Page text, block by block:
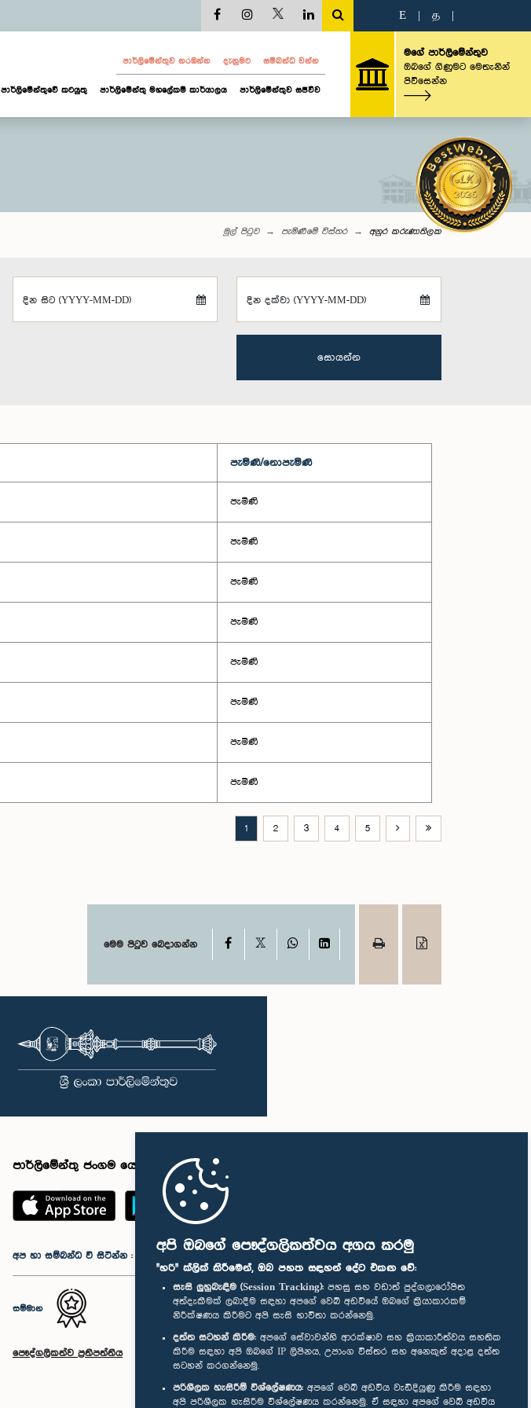
අපි ඔබගේ පෞද්ගලිකත්වය අගය කරමු
"හරි" ක්ලික් කිරීමෙන්, ඔබ පහත සඳහන් දේට එකඟ වේ:
සැසි ලුහුබැඳීම (Session Tracking): පහසු සහ වඩාත් පුද්ගලාරෝපිත
අත්දැකීමක් ලබාදීම සඳහා අපගේ වෙබ් අඩවියේ ඔබගේ ක්‍රියාකාරකම්
නිරීක්ෂණය කිරීමට අපි සැසි භාවිතා කරන්නෙමු.
දත්ත සටහන් කිරීම: අපගේ සේවාවන්හි ආරක්ෂාව සහ ක්‍රියාකාරීත්වය සහතික
කිරීම සඳහා අපි ඔබගේ IP ලිපිනය, උපාංග විස්තර සහ අනෙකුත් අදාළ දත්ත
සටහන් කරගන්නෙමු.
පරිශීලක හැසිරීම් විශ්ලේෂණය: අපගේ වෙබ් අඩවිය වැඩිදියුණු කිරීම සඳහා
අපි පරිශීලක හැසිරීම විශ්ලේෂණය කරන්නෙමු. ඒ සඳහා අපගේ වෙබ් අඩවිය
E த
පාර්ලි‌මේන්තුව නරඹන්න දැනුමට සම්බන්ධ වන්න
පාර්ලිමේන්තුවේ කටයුතු පාර්ලිමේන්තු මහලේකම් කාර්යාලය පාර්ලිමේන්තුව සජීවීව
මගේ පාර්ලිමේන්තුව
ඔබගේ ගිණුමට මෙතැනින්
පිවිසෙන්න
මුල් පිටුව පැමිණීමේ විස්තර අනුර කරුණාතිලක
දින සිට (YYYY-MM-DD) දින දක්වා (YYYY-MM-DD)
සොයන්න
පැමිණි/නොපැමිණි
පැමිණි
පැමිණි
පැමිණි
පැමිණි
පැමිණි
පැමිණි
පැමිණි
පැමිණි
1 2 3 4 5
මෙම පිටුව බෙදාගන්න Facebook WhatsAppLinkedIn
පාර්ලිමේන්තු ජංගම යෙදුම
අප හා සම්බන්ධ වී සිටින්න :
සම්මාන
පෞද්ගලිකත්ව ප්‍රතිපත්තිය